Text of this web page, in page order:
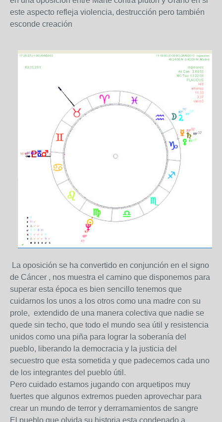
este aspecto refleja violencia, destrucción pero también
esconde creación
La oposición se ha convertido en conjunción en el signo
de Cáncer , nos muestra el camino que disponemos para
superar esta época es bien sencillo tenemos que
cuidarnos los unos a los otros como una madre con su
prole, extendido de una manera colectiva que nadie se
quede sin techo, que todo el mundo sea útil y resistencia
unidos como una piña para lograr la soberanía del
pueblo, liberando la democracia y la justicia del
secuestro que esta sometida y que padecemos cada uno
de los integrantes del pueblo útil.
Pero cuidado estamos jugando con arquetipos muy
fuertes que algunos extremos pueden aprovechar para
crear un mundo de terror y derramamientos de sangre
El pueblo que olvida su historia esta condenado a